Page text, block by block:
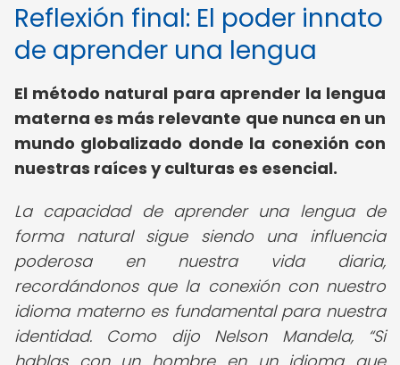
Reflexión final: El poder innato
de aprender una lengua
El método natural para aprender la lengua
materna es más relevante que nunca en un
mundo globalizado donde la conexión con
nuestras raíces y culturas es esencial.
La capacidad de aprender una lengua de
forma natural sigue siendo una influencia
poderosa en nuestra vida diaria,
recordándonos que la conexión con nuestro
idioma materno es fundamental para nuestra
identidad. Como dijo Nelson Mandela,
Si